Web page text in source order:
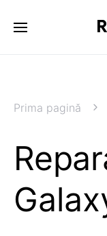
Prima pagină